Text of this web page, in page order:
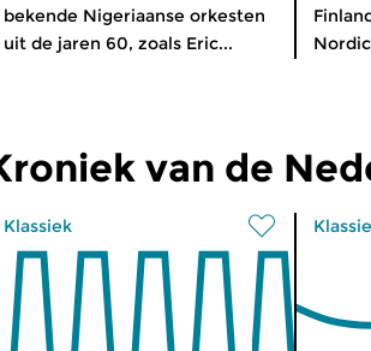
bekende Nigeriaanse orkesten
uit de jaren 60, zoals Eric...
van de
Klassiek